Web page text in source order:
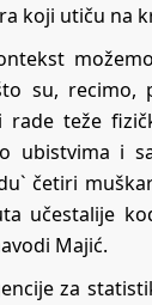
koji utiču na
su, recimo,
rade teže
ubistvima i
četiri
učestalije
Majić.
za